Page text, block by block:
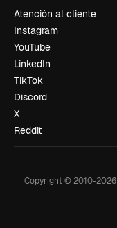
Atención al cliente
Instagram
YouTube
LinkedIn
TikTok
Discord
X
Reddit
Copyright © 2010-2026